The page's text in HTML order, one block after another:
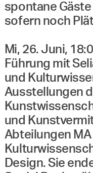
spontane
sofern noch
Mi, 26. Juni,
Führung mit
und
Ausstellungen
und
Abteilungen MA
Design. Sie